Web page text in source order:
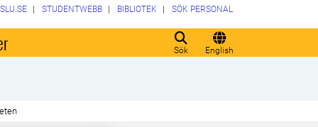
Sök English
SLU.SE STUDENTWEBB BIBLIOTEK SÖK PERSONAL